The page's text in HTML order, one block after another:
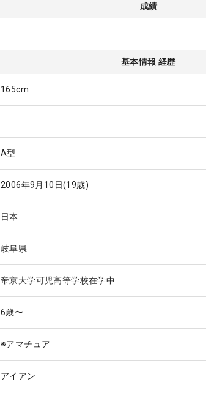
成績
基本情報 経歴
165cm
A型
2006年9月10日(19歳)
日本
岐阜県
帝京大学可児高等学校在学中
6歳〜
※アマチュア
アイアン